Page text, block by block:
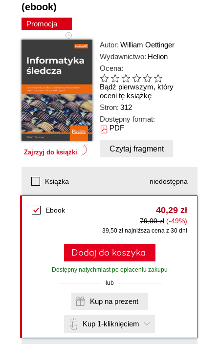
(ebook)
Promocja
Zajrzyj do książki
Autor: William Oettinger
Wydawnictwo: Helion
Ocena:
Bądź pierwszym, który
oceni tę książkę
Stron: 312
Dostępny format:
PDF
Czytaj fragment
Książka niedostępna
Ebook 40,29 zł
79,00 zł (-49%)
39,50 zł najniższa cena z 30 dni
Dodaj do koszyka
Dostępny natychmiast po opłaceniu zakupu
lub
Kup na prezent
Kup 1-kliknięciem